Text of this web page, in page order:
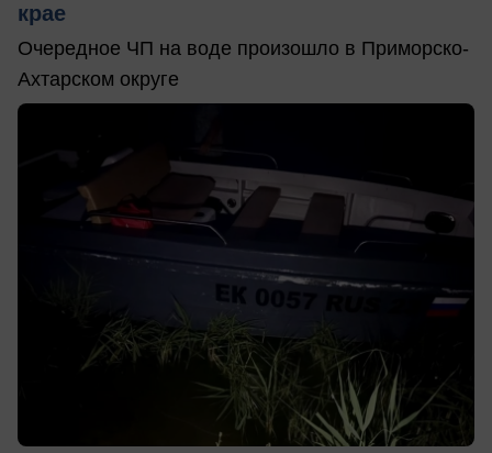
крае
Очередное ЧП на воде произошло в Приморско-
Ахтарском округе